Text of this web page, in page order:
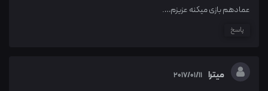
عمادهم بازی میکنه عزیزم….
پاسخ
میترا 2017/01/11